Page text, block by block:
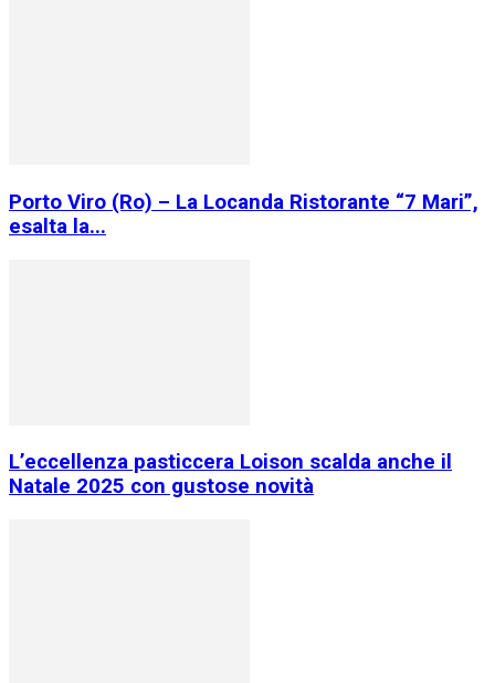
Porto Viro (Ro) – La Locanda Ristorante “7 Mari”,
esalta la...
L’eccellenza pasticcera Loison scalda anche il
Natale 2025 con gustose novità